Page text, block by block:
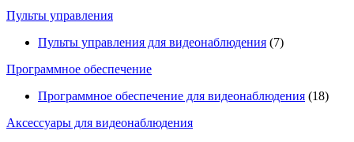
Пульты управления
Пульты управления для видеонаблюдения (7)
Программное обеспечение
Программное обеспечение для видеонаблюдения (18)
Аксессуары для видеонаблюдения